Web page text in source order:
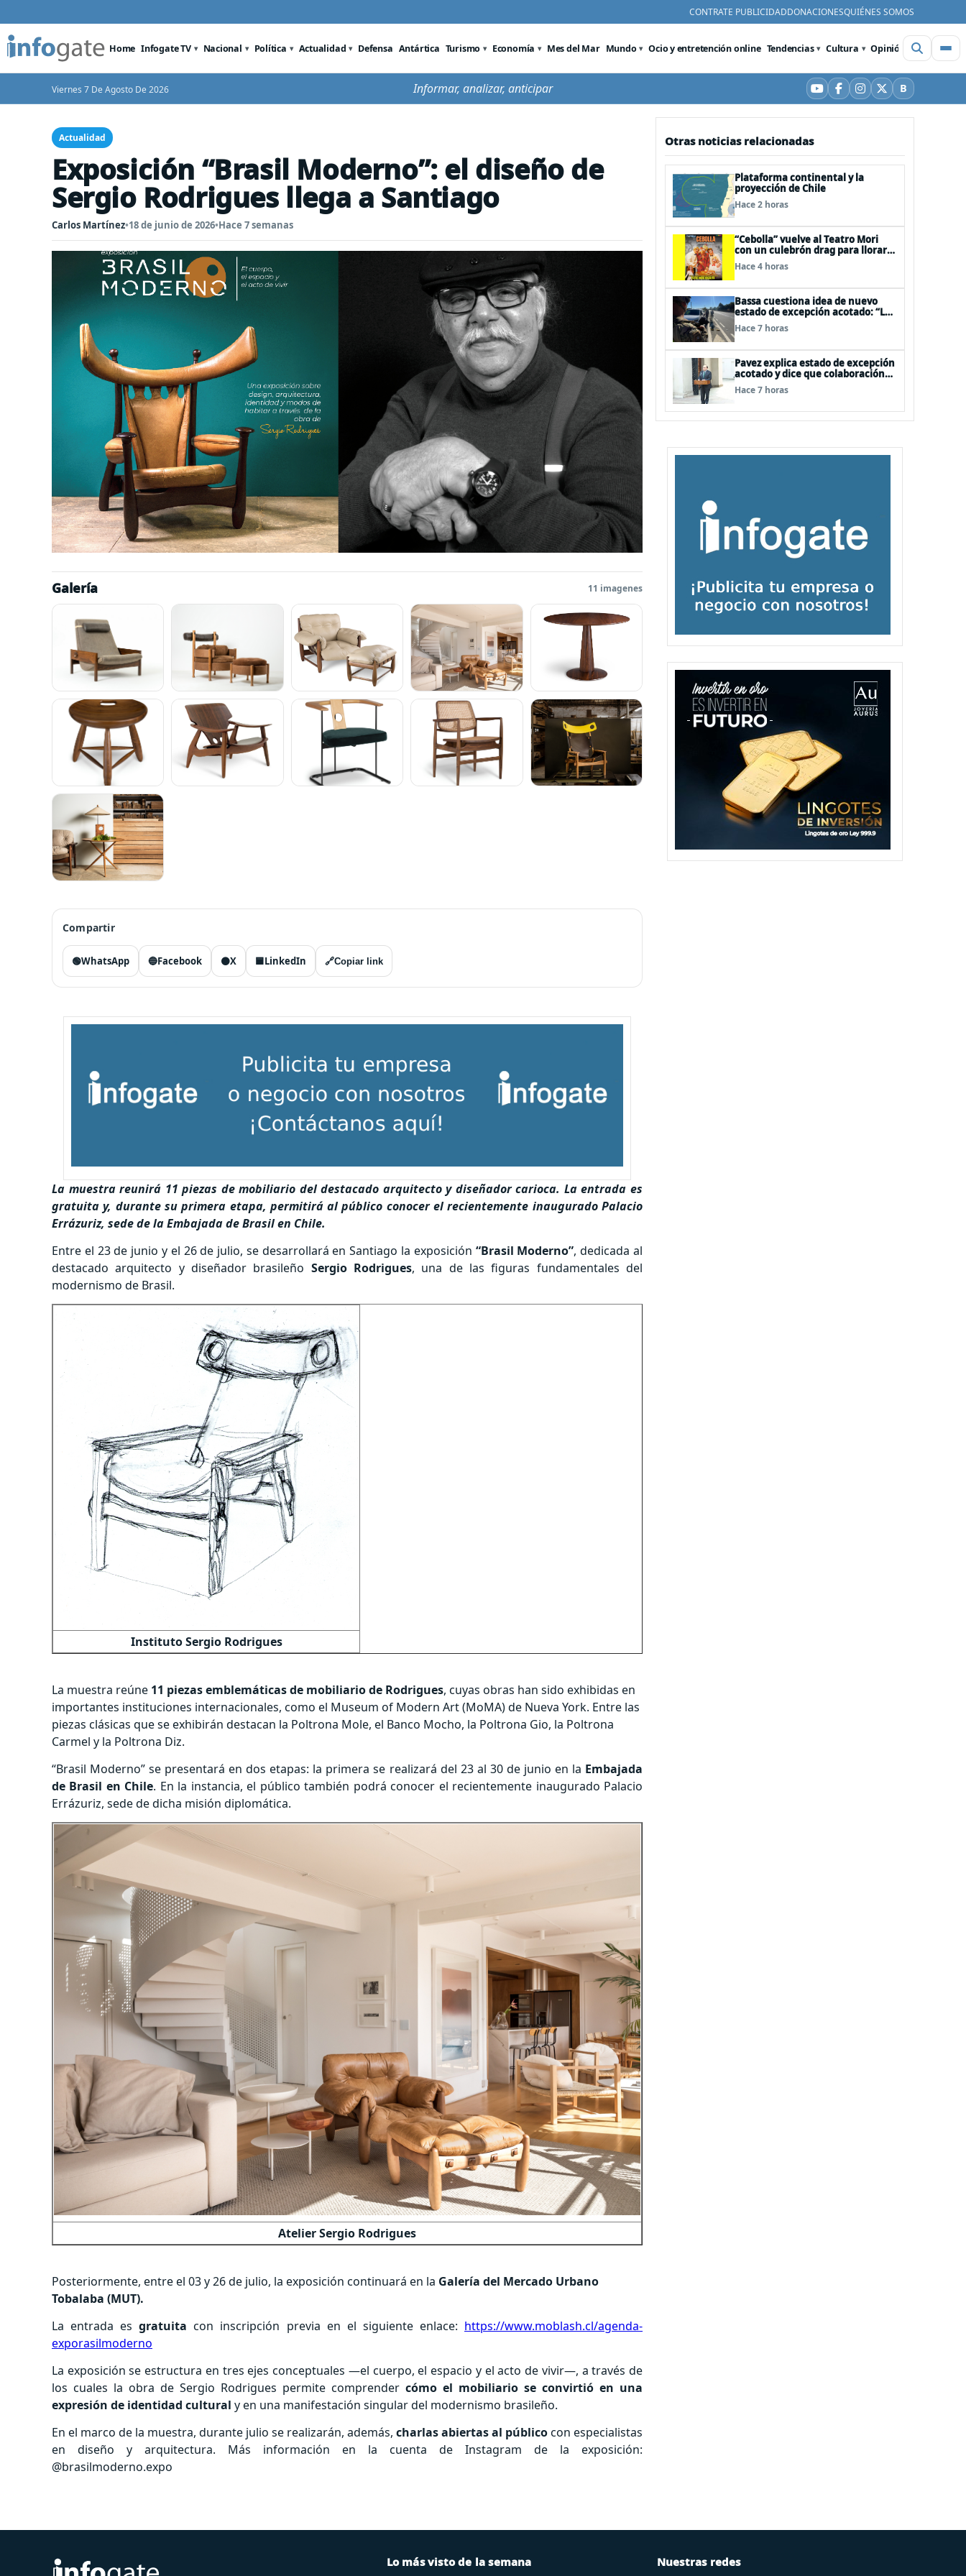
CONTRATE PUBLICIDADDONACIONESQUIÉNES SOMOS
Home Infogate TV Nacional Política Actualidad Defensa Antártica Turismo Economía Mes del Mar Mundo Ocio y entretención online Tendencias Cultura Opinión Videos
Viernes 7 De Agosto De 2026 Informar, analizar, anticipar YouTube
Facebook
Instagram
X BBluesky
Actualidad
Exposición “Brasil Moderno”: el diseño de
Sergio Rodrigues llega a Santiago
Carlos Martínez•18 de junio de 2026•Hace 7 semanas
Galería 11 imagenes
Compartir
🟢WhatsApp 🔵Facebook ⚫X 🟦LinkedIn 🔗Copiar link
La muestra reunirá 11 piezas de mobiliario del destacado arquitecto y diseñador carioca. La entrada es
gratuita y, durante su primera etapa, permitirá al público conocer el recientemente inaugurado Palacio
Errázuriz, sede de la Embajada de Brasil en Chile.
Entre el 23 de junio y el 26 de julio, se desarrollará en Santiago la exposición “Brasil Moderno”, dedicada al
destacado arquitecto y diseñador brasileño Sergio Rodrigues, una de las figuras fundamentales del
modernismo de Brasil.
Instituto Sergio Rodrigues
La muestra reúne 11 piezas emblemáticas de mobiliario de Rodrigues, cuyas obras han sido exhibidas en
importantes instituciones internacionales, como el Museum of Modern Art (MoMA) de Nueva York. Entre las
piezas clásicas que se exhibirán destacan la Poltrona Mole, el Banco Mocho, la Poltrona Gio, la Poltrona
Carmel y la Poltrona Diz.
“Brasil Moderno” se presentará en dos etapas: la primera se realizará del 23 al 30 de junio en la Embajada
de Brasil en Chile. En la instancia, el público también podrá conocer el recientemente inaugurado Palacio
Errázuriz, sede de dicha misión diplomática.
Atelier Sergio Rodrigues
Posteriormente, entre el 03 y 26 de julio, la exposición continuará en la Galería del Mercado Urbano
Tobalaba (MUT).
La entrada esgratuitacon inscripción previa en el siguiente enlace: https://www.moblash.cl/agenda-
exporasilmoderno
La exposición se estructura en tres ejes conceptuales —el cuerpo, el espacio y el acto de vivir—, a través de
los cuales la obra de Sergio Rodrigues permite comprender cómo el mobiliario se convirtió en una
expresión de identidad cultural y en una manifestación singular del modernismo brasileño.
En el marco de la muestra, durante julio se realizarán, además, charlas abiertas al públicocon especialistas
en diseño y arquitectura. Más información en la cuenta de Instagram de la exposición:
@brasilmoderno.expo
Otras noticias relacionadas
Plataforma continental y la
proyección de Chile
Hace 2 horas
“Cebolla” vuelve al Teatro Mori
con un culebrón drag para llorar
de la risa
Hace 4 horas
Bassa cuestiona idea de nuevo
estado de excepción acotado: “Las
FFAA no son policías”
Hace 7 horas
Pavez explica estado de excepción
acotado y dice que colaboración
entre FFAA y policías, “es algo del
todo pertinente analizar”
Hace 7 horas
Lo más visto de la semana Nuestras redes